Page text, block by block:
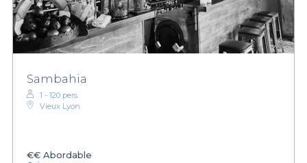
Sambahia
1 - 120 pers.
Vieux Lyon
€€ Abordable